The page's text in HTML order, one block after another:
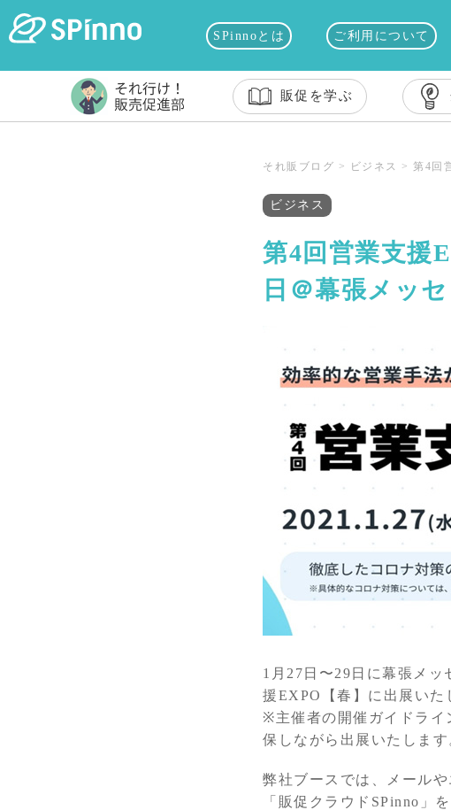
SPinnoとは ご利用について
販促を学ぶ
それ販ブログ > ビジネス > 第4回
ビジネス
第4回営業支援
日＠幕張メッセ
1月27日〜29日に幕張メ
援EXPO【春】に出展いた
※主催者の開催ガイドライ
保しながら出展いたします
弊社ブースでは、メール
「販促クラウドSPinno」